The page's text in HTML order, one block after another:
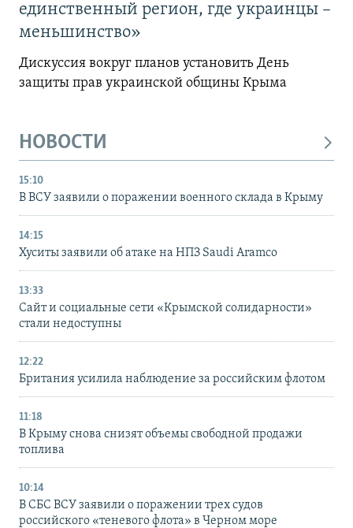
единственный регион, где украинцы –
меньшинство»
Дискуссия вокруг планов установить День
защиты прав украинской общины Крыма
НОВОСТИ
15:10
В ВСУ заявили о поражении военного склада в Крыму
14:15
Хуситы заявили об атаке на НПЗ Saudi Aramco
13:33
Сайт и социальные сети «Крымской солидарности»
стали недоступны
12:22
Британия усилила наблюдение за российским флотом
11:18
В Крыму снова снизят объемы свободной продажи
топлива
10:14
В СБС ВСУ заявили о поражении трех судов
российского «теневого флота» в Черном море